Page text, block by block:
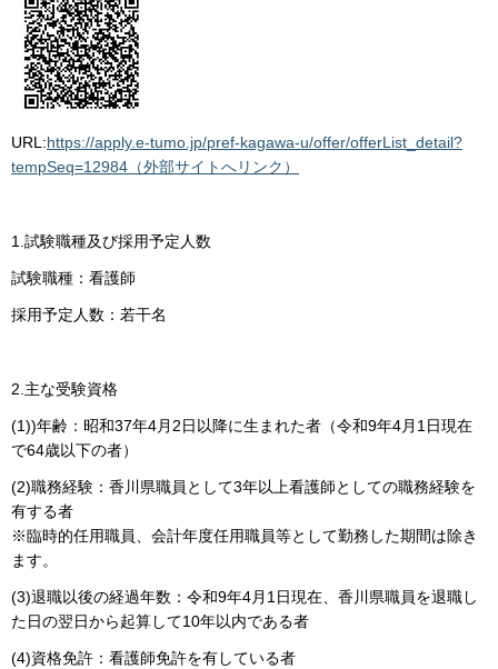
URL:https://apply.e-tumo.jp/pref-kagawa-u/offer/offerList_detail?
tempSeq=12984（外部サイトへリンク）
1.試験職種及び採用予定人数
試験職種：看護師
採用予定人数：若干名
2.主な受験資格
(1))年齢：昭和37年4月2日以降に生まれた者（令和9年4月1日現在
で64歳以下の者）
(2)職務経験：香川県職員として3年以上看護師としての職務経験を
有する者
※臨時的任用職員、会計年度任用職員等として勤務した期間は除き
ます。
(3)退職以後の経過年数：令和9年4月1日現在、香川県職員を退職し
た日の翌日から起算して10年以内である者
(4)資格免許：看護師免許を有している者